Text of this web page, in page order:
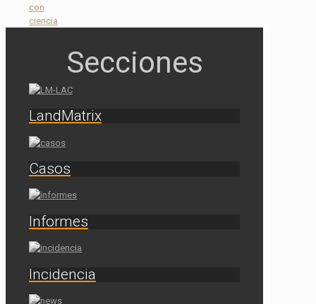
con
ciencia
LandMatrix
Casos
Informes
Incidencia